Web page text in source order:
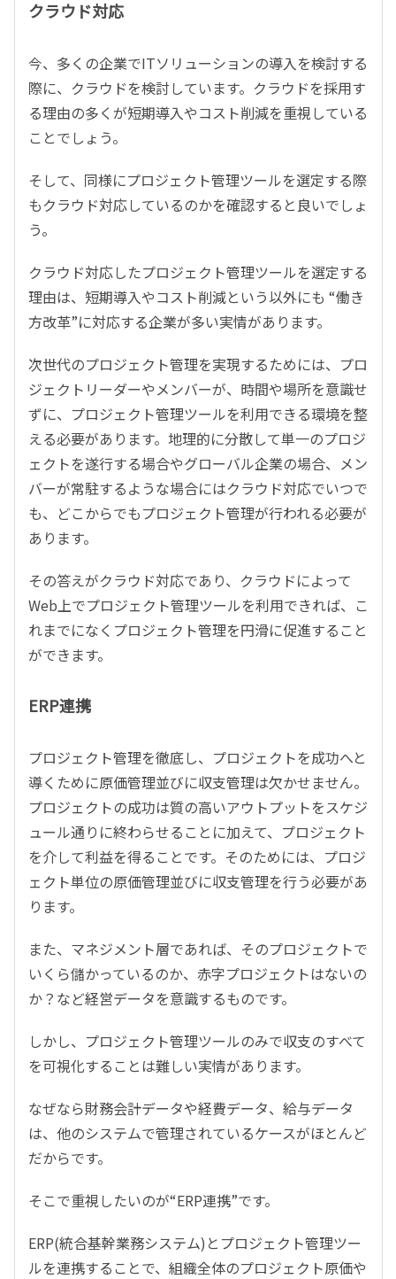
クラウド対応
今、多くの企業でITソリューションの導入を検討する
際に、クラウドを検討しています。クラウドを採用す
る理由の多くが短期導入やコスト削減を重視している
ことでしょう。
そして、同様にプロジェクト管理ツールを選定する際
もクラウド対応しているのかを確認すると良いでしょ
う。
クラウド対応したプロジェクト管理ツールを選定する
理由は、短期導入やコスト削減という以外にも “働き
方改革”に対応する企業が多い実情があります。
次世代のプロジェクト管理を実現するためには、プロ
ジェクトリーダーやメンバーが、時間や場所を意識せ
ずに、プロジェクト管理ツールを利用できる環境を整
える必要があります。地理的に分散して単一のプロジ
ェクトを遂行する場合やグローバル企業の場合、メン
バーが常駐するような場合にはクラウド対応でいつで
も、どこからでもプロジェクト管理が行われる必要が
あります。
その答えがクラウド対応であり、クラウドによって
Web上でプロジェクト管理ツールを利用できれば、こ
れまでになくプロジェクト管理を円滑に促進すること
ができます。
ERP連携
プロジェクト管理を徹底し、プロジェクトを成功へと
導くために原価管理並びに収支管理は欠かせません。
プロジェクトの成功は質の高いアウトプットをスケジ
ュール通りに終わらせることに加えて、プロジェクト
を介して利益を得ることです。そのためには、プロジ
ェクト単位の原価管理並びに収支管理を行う必要があ
ります。
また、マネジメント層であれば、そのプロジェクトで
いくら儲かっているのか、赤字プロジェクトはないの
か？など経営データを意識するものです。
しかし、プロジェクト管理ツールのみで収支のすべて
を可視化することは難しい実情があります。
なぜなら財務会計データや経費データ、給与データ
は、他のシステムで管理されているケースがほとんど
だからです。
そこで重視したいのが“ERP連携”です。
ERP(統合基幹業務システム)とプロジェクト管理ツー
ルを連携することで、組織全体のプロジェクト原価や